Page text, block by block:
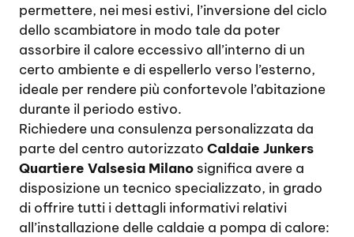
permettere, nei mesi estivi, l’inversione del ciclo
dello scambiatore in modo tale da poter
assorbire il calore eccessivo all’interno di un
certo ambiente e di espellerlo verso l’esterno,
ideale per rendere più confortevole l’abitazione
durante il periodo estivo.
Richiedere una consulenza personalizzata da
parte del centro autorizzato Caldaie Junkers
Quartiere Valsesia Milano significa avere a
disposizione un tecnico specializzato, in grado
di offrire tutti i dettagli informativi relativi
all’installazione delle caldaie a pompa di calore: